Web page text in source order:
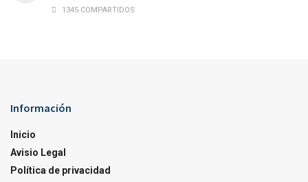
1345 COMPARTIDOS
Información
Inicio
Avisio Legal
Política de privacidad